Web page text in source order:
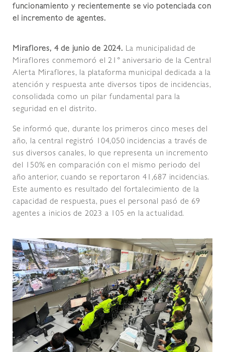
funcionamiento y recientemente se vio potenciada con
el incremento de agentes.
Miraflores, 4 de junio de 2024. La municipalidad de
Miraflores conmemoró el 21° aniversario de la Central
Alerta Miraflores, la plataforma municipal dedicada a la
atención y respuesta ante diversos tipos de incidencias,
consolidada como un pilar fundamental para la
seguridad en el distrito.
Se informó que, durante los primeros cinco meses del
año, la central registró 104,050 incidencias a través de
sus diversos canales, lo que representa un incremento
del 150% en comparación con el mismo periodo del
año anterior, cuando se reportaron 41,687 incidencias.
Este aumento es resultado del fortalecimiento de la
capacidad de respuesta, pues el personal pasó de 69
agentes a inicios de 2023 a 105 en la actualidad.